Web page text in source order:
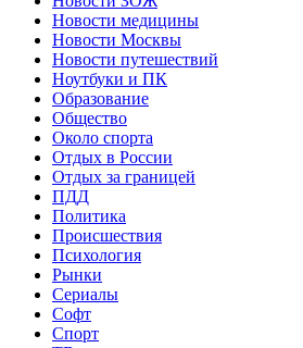
Новости медицины
Новости Москвы
Новости путешествий
Ноутбуки и ПК
Образование
Общество
Около спорта
Отдых в России
Отдых за границей
ПДД
Политика
Происшествия
Психология
Рынки
Сериалы
Софт
Спорт